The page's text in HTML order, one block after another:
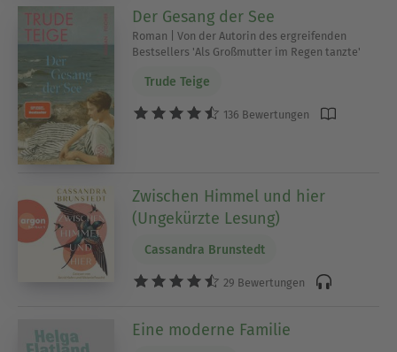
Der Gesang der See
Roman | Von der Autorin des ergreifenden
Bestsellers 'Als Großmutter im Regen tanzte'
Trude Teige
136 Bewertungen
Zwischen Himmel und hier
(Ungekürzte Lesung)
Cassandra Brunstedt
29 Bewertungen
Eine moderne Familie